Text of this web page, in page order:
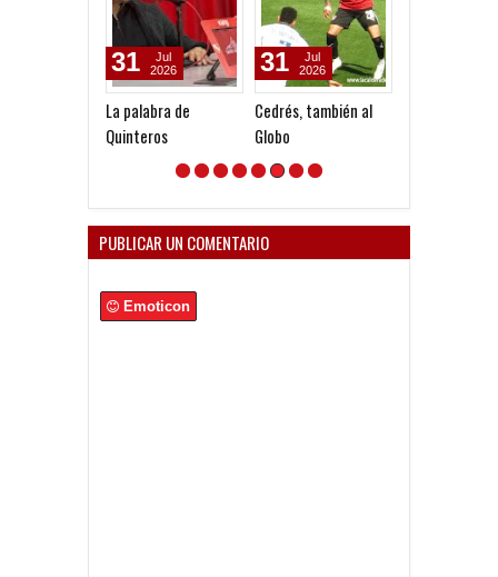
La palabra de
Quinteros
31
Jul
2026
Cedrés, también al
Globo
31
Jul
2026
PUBLICAR UN COMENTARIO
Emoticon